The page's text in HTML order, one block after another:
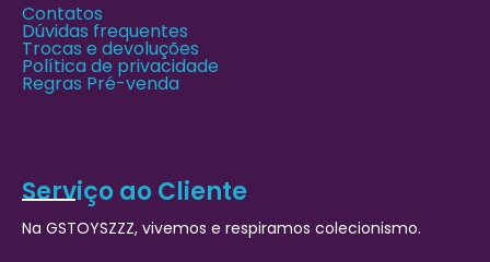
Contatos
Dúvidas frequentes
Trocas e devoluções
Política de privacidade
Regras Pré-venda
Serviço ao Cliente
Na GSTOYSZZZ, vivemos e respiramos colecionismo.